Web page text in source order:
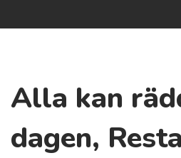
Alla kan
dagen,